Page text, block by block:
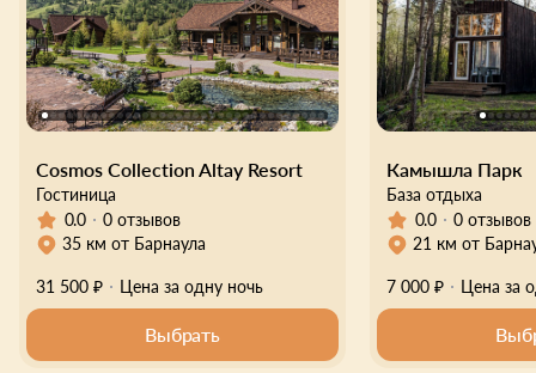
Cosmos Collection Altay Resort
Гостиница
0.0
0 отзывов
35 км от Барнаула
31 500 ₽ Цена за одну ночь
Выбрать
Камышла Парк
База отдыха
0.0
0 отзывов
21 км от
7 000 ₽ Цена за